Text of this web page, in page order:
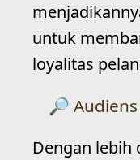
untuk
loyalitas
Dengan lebih